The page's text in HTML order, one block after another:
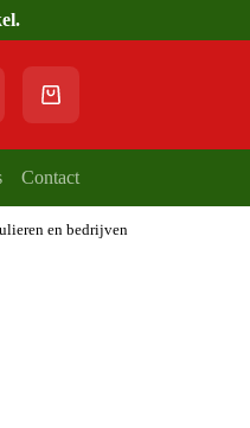
Winkelwagen
Contact
en bedrijven